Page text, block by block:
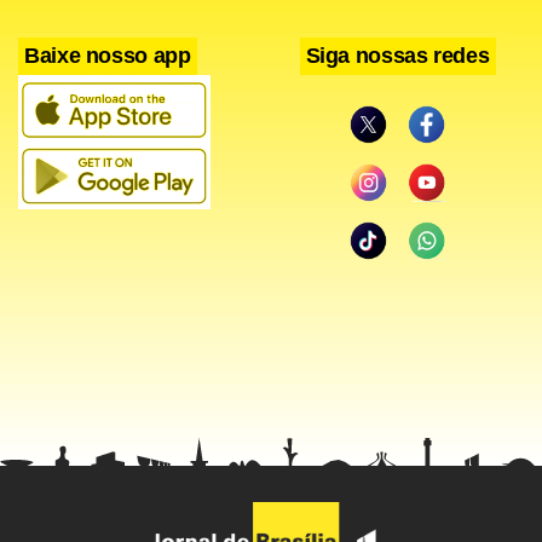
Logística e eficiência no
veículos, especialmente quando se trata de longas
Baixe nosso app Siga nossas redes